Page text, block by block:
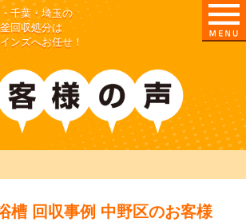
玉/千葉/神奈川の 風呂釜撤去・取外し・処分
千葉・埼玉の
回収処分は
ンズへお任せ！
槽 回収事例 中野区のお客様